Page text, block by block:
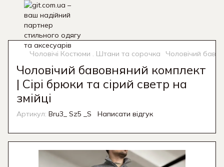
Чоловічі Костюми . Штани та сорочка Чоловічий
Чоловічий бавовняний комплект
| Сірі брюки та сірий светр на
змійці
Артикул: Bru3_ Sz5 _S Написати відгук